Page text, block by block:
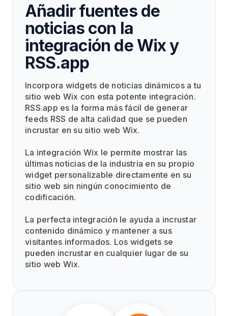
Añadir fuentes de
noticias con la
integración de Wix y
RSS.app
Incorpora widgets de noticias dinámicos a tu
sitio web Wix con esta potente integración.
RSS.app es la forma más fácil de generar
feeds RSS de alta calidad que se pueden
incrustar en su sitio web Wix.
La integración Wix le permite mostrar las
últimas noticias de la industria en su propio
widget personalizable directamente en su
sitio web sin ningún conocimiento de
codificación.
La perfecta integración le ayuda a incrustar
contenido dinámico y mantener a sus
visitantes informados. Los widgets se
pueden incrustar en cualquier lugar de su
sitio web Wix.